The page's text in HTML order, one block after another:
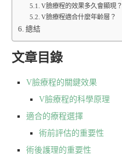
V臉療程的效果多久會顯現？
V臉療程適合什麼年齡層？
總結
文章目錄
V臉療程的關鍵效果
V臉療程的科學原理
適合的療程選擇
術前評估的重要性
術後護理的重要性